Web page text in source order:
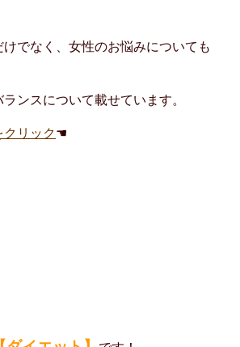
でなく、女性のお悩みについても
ンスについて載せています。
リック☚